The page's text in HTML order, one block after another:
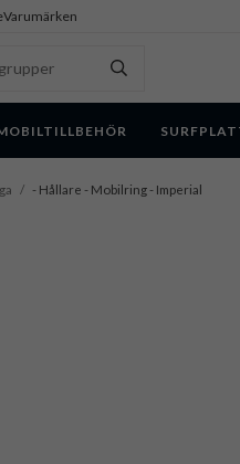
Varumärken
/ - Hållare - Mobilring - Imperial